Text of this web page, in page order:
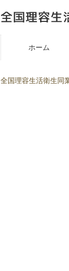
ホーム
全国理容生活衛生同